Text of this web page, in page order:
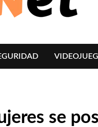
se